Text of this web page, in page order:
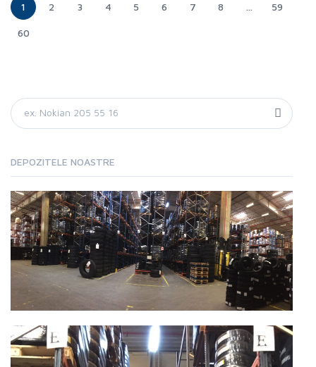
1 2 3 4 5 6 7 8 ... 59
60
DEPOZITELE NOASTRE